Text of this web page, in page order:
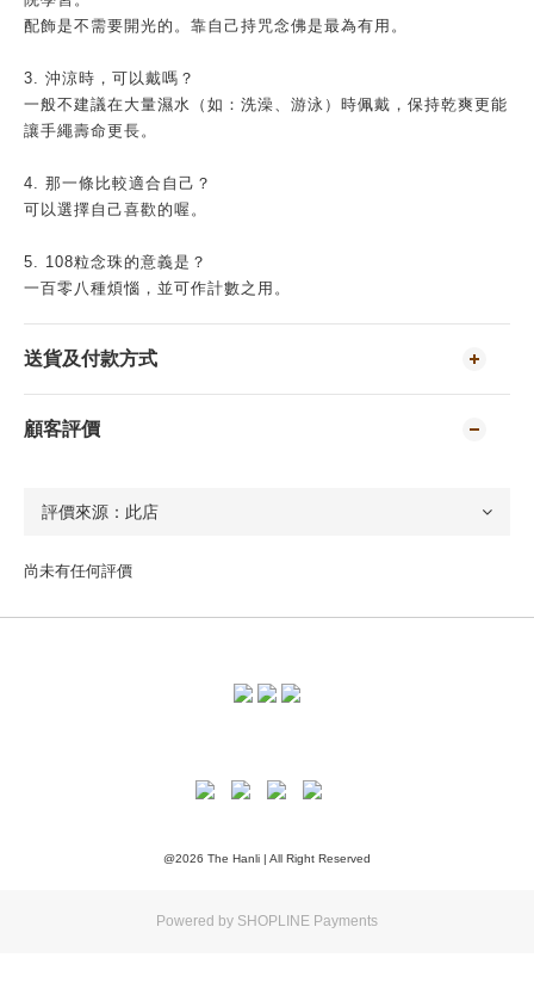
配飾是不需要開光的。靠自己持咒念佛是最為有用。
3. 沖涼時，可以戴嗎？
一般不建議在大量濕水（如：洗澡、游泳）時佩戴，保持乾爽更能
讓手繩壽命更長。
4. 那一條比較適合自己？
可以選擇自己喜歡的喔。
5. 108粒念珠的意義是？
一百零八種煩惱，並可作計數之用。
送貨及付款方式
顧客評價
尚未有任何評價
@2026 The Hanli | All Right Reserved
Powered by SHOPLINE Payments